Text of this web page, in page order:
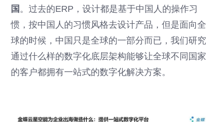
国 。过去的ERP，设计都是基于中国人的操作习
惯，按中国人的习惯风格去设计产品，但是面向全
球的时候，中国只是全球的一部分而已，我们研究
通过什么样的数字化底层架构能够让全球不同国家
的客户都拥有一站式的数字化解决方案。